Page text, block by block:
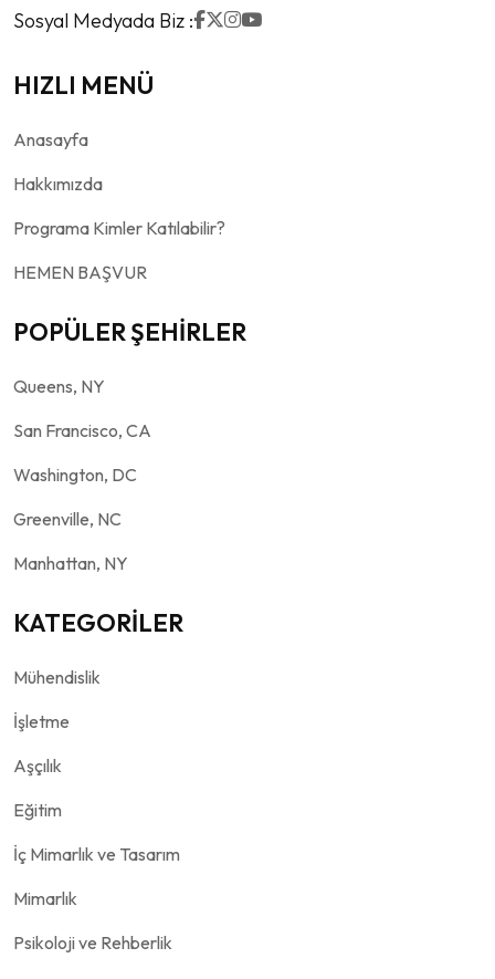
Sosyal Medyada Biz :
HIZLI MENÜ
Anasayfa
Hakkımızda
Programa Kimler Katılabilir?
HEMEN BAŞVUR
POPÜLER ŞEHİRLER
Queens, NY
San Francisco, CA
Washington, DC
Greenville, NC
Manhattan, NY
KATEGORİLER
Mühendislik
İşletme
Aşçılık
Eğitim
İç Mimarlık ve Tasarım
Mimarlık
Psikoloji ve Rehberlik